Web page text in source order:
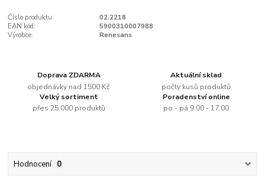
Číslo produktu:
02.2218
EAN kód:
5900310007988
Výrobce:
Renesans
Doprava ZDARMA
objednávky nad 1500 Kč
Aktuální sklad
počty kusů produktů
Velký sortiment
přes 25.000 produktů
Poradenství online
po - pá 9.00 - 17.00
Hodnocení 0